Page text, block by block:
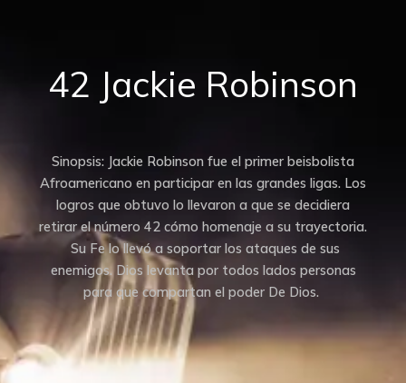
42 Jackie Robinson
Sinopsis: Jackie Robinson fue el primer beisbolista
Afroamericano en participar en las grandes ligas. Los
logros que obtuvo lo llevaron a que se decidiera
retirar el número 42 cómo homenaje a su trayectoria.
Su Fe lo llevó a soportar los ataques de sus
enemigos. Dios levanta por todos lados personas
para que compartan el poder De Dios.